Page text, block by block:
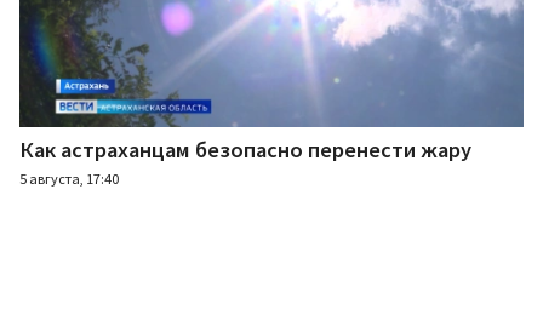
Как астраханцам безопасно перенести жару
5 августа, 17:40